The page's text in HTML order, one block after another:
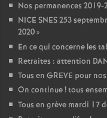
Nos permanences 2019-
NICE SNES 253
2020»
En ce qui concerne les
Retraites : attention
Tous en GREVE pour
On continue! tous
Tous en grève mardi 17